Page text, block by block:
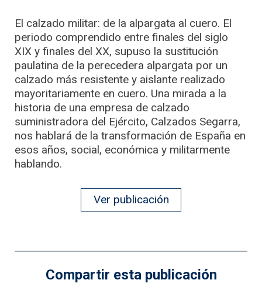
El calzado militar: de la alpargata al cuero. El
periodo comprendido entre finales del siglo
XIX y finales del XX, supuso la sustitución
paulatina de la perecedera alpargata por un
calzado más resistente y aislante realizado
mayoritariamente en cuero. Una mirada a la
historia de una empresa de calzado
suministradora del Ejército, Calzados Segarra,
nos hablará de la transformación de España en
esos años, social, económica y militarmente
hablando.
Ver publicación
Compartir esta publicación